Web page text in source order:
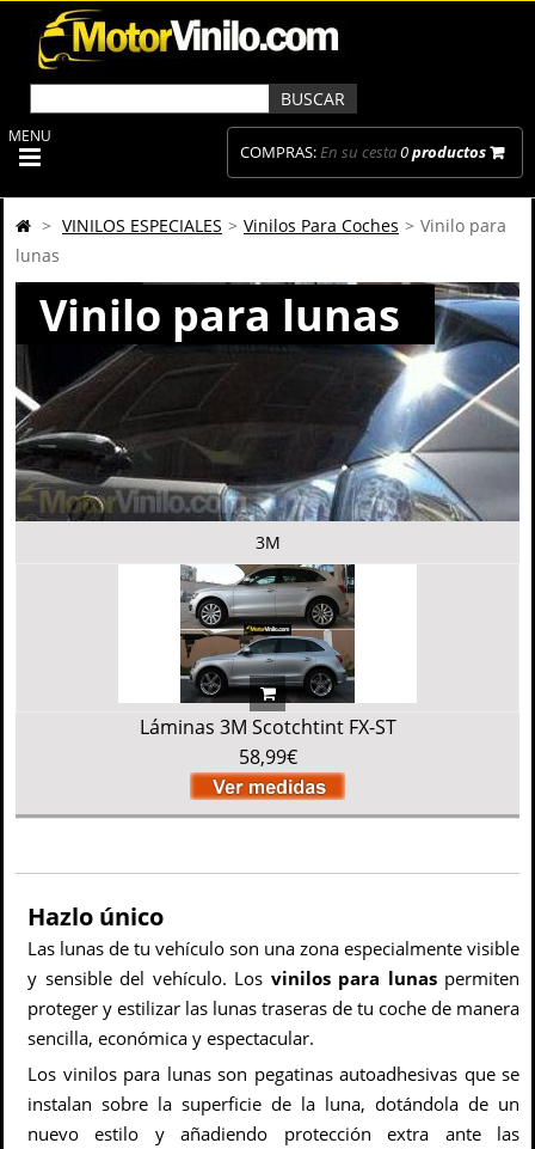
COMPRAS:En su cesta0productos
MENU
> VINILOS ESPECIALES > Vinilos Para Coches > Vinilo para
lunas
Vinilo para lunas
3M
Láminas 3M Scotchtint FX-ST
58,99€
Hazlo único
Las lunas de tu vehículo son una zona especialmente visible
y sensible del vehículo. Los vinilos para lunaspermiten
proteger y estilizar las lunas traseras de tu coche de manera
sencilla, económica y espectacular.
Los vinilos para lunas son pegatinas autoadhesivas que se
instalan sobre la superficie de la luna, dotándola de un
nuevo estilo y añadiendo protección extra ante las